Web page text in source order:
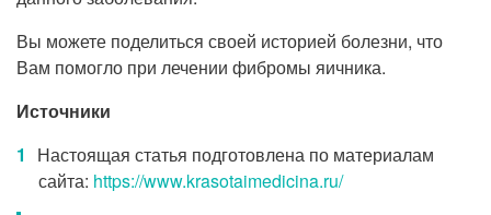
Вы можете поделиться своей историей болезни, что
Вам помогло при лечении фибромы яичника.
Источники
Настоящая статья подготовлена по материалам
сайта: https://www.krasotaimedicina.ru/